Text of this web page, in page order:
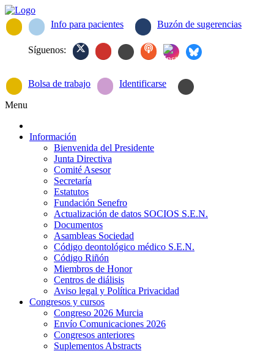
Info para pacientes Buzón de sugerencias
Síguenos:
Bolsa de trabajo Identificarse
Menu
Información
Bienvenida del Presidente
Junta Directiva
Comité Asesor
Secretaría
Estatutos
Fundación Senefro
Actualización de datos SOCIOS S.E.N.
Documentos
Asambleas Sociedad
Código deontológico médico S.E.N.
Código Riñón
Miembros de Honor
Centros de diálisis
Aviso legal y Política Privacidad
Congresos y cursos
Congreso 2026 Murcia
Envío Comunicaciones 2026
Congresos anteriores
Suplementos Abstracts